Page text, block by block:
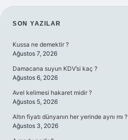
SIDEBAR
SON YAZILAR
Kussa ne demektir ?
Ağustos 7, 2026
Damacana suyun KDV’si kaç ?
Ağustos 6, 2026
Avel kelimesi hakaret midir ?
Ağustos 5, 2026
Altın fiyatı dünyanın her yerinde aynı mı ?
Ağustos 3, 2026